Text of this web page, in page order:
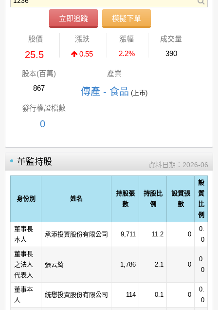
立即追蹤 模擬下單
股價
25.5
漲跌
0.55
漲幅
2.2%
成交量
390
股本(百萬)
867
產業
傳產 - 食品 (上市)
發行權證檔數
0
董監持股 資料日期： 2026-06
身份別 姓名
持股張
數
持股比
例
設質張
數
設
質
比
例
董事長
本人
承添投資股份有限公司 9,711 11.2 0
0.
0
董事長
之法人
代表人
張云綺 1,786 2.1 0
0.
0
董事本
人
統懋投資股份有限公司 114 0.1 0
0.
0